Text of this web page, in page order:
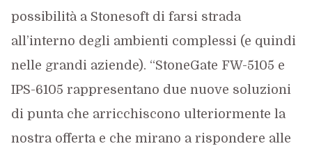
possibilità a Stonesoft di farsi strada
all’interno degli ambienti complessi (e quindi
nelle grandi aziende). “StoneGate FW-5105 e
IPS-6105 rappresentano due nuove soluzioni
di punta che arricchiscono ulteriormente la
nostra offerta e che mirano a rispondere alle